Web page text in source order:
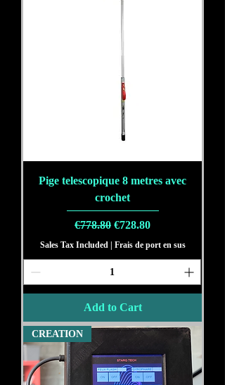
Pige telescopique 8 metres avec
crochet
Regular Price
€778.80 Sale Price
€728.80
Sales Tax Included| Frais de port en sus
Add to Cart
CREATION